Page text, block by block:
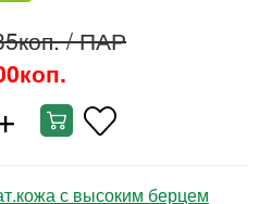
/ ПАР
с высоким берцем